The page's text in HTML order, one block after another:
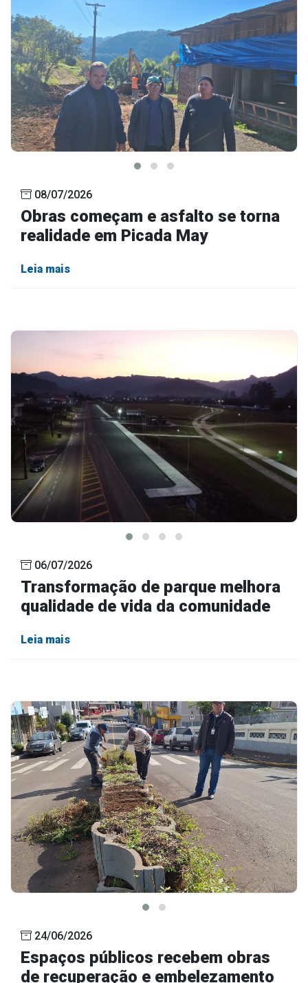
08/07/2026
Obras começam e asfalto se torna
realidade em Picada May
Leia mais
06/07/2026
Transformação de parque melhora
qualidade de vida da comunidade
Leia mais
24/06/2026
Espaços públicos recebem obras
de recuperação e embelezamento